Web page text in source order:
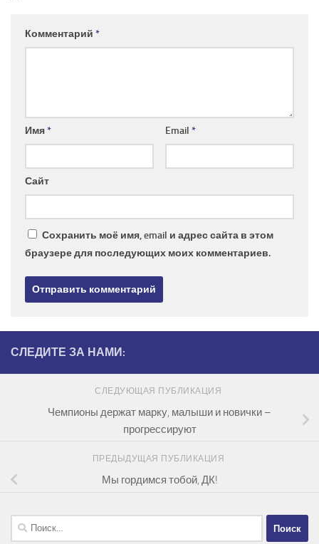
Комментарий *
Имя* Email *
Сайт
Сохранить моё имя, email и адрес сайта в этом
браузере для последующих моих комментариев.
СЛЕДИТЕ ЗА НАМИ:
СЛЕДУЮЩАЯ ПУБЛИКАЦИЯ
Чемпионы держат марку, малыши и новички –
прогрессируют
ПРЕДЫДУЩАЯ ПУБЛИКАЦИЯ
Мы гордимся тобой, ДК!
Найти: